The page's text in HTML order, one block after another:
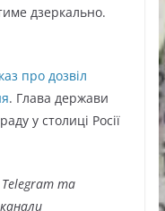
дзеркально.
про дозвіл
. Глава держави
у столиці Росії
та